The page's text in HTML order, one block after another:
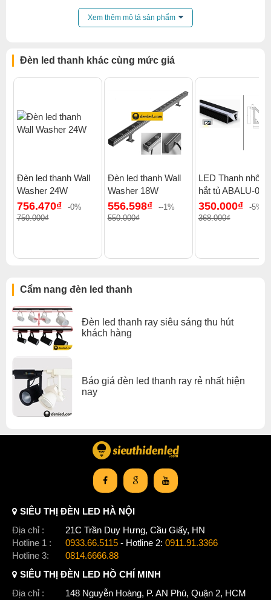
Hình ảnh thanh nhôm KR-601
Đơn giá tính theo m dài
Chiều dài thanh nhôm: 2m/3m/thanh
Xử lý bề mặt: mạ bạc
Thanh nhôm được sử dụng cùng với led dây 12V có lớp
keo dán để trở thành đèn chiếu sáng với kích thước linh
hoạt, nhỏ gon, dế lắp đặt cho các vị trí.
Xem thêm mô tả sản phẩm
Đèn led thanh khác cùng mức giá
Đèn led thanh Wall
Washer 24W
756.470₫
-0%
750.000₫
Đèn led thanh Wall
Washer 18W
556.598₫
--1%
550.000₫
LED Thanh nhôm
hắt tủ ABALU-01
350.000₫
-5%
368.000₫
Cẩm nang đèn led thanh
Đèn led thanh ray siêu sáng thu hút
khách hàng
Báo giá đèn led thanh ray rẻ nhất hiện
nay
SIÊU THỊ ĐÈN LED HÀ NỘI
Địa chỉ :
21C Trần Duy Hưng, Cầu Giấy, HN
Hotline 1 :
0933.66.5115 - Hotline 2: 0911.91.3366
Hotline 3:
0814.6666.88
SIÊU THỊ ĐÈN LED HỒ CHÍ MINH
Địa chỉ :
148 Nguyễn Hoàng, P. AN Phú, Quận 2, HCM